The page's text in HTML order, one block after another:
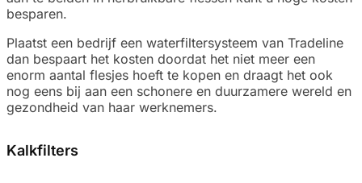
besparen.
Plaatst een bedrijf een waterfiltersysteem van Tradeline
dan bespaart het kosten doordat het niet meer een
enorm aantal flesjes hoeft te kopen en draagt het ook
nog eens bij aan een schonere en duurzamere wereld en
gezondheid van haar werknemers.
Kalkfilters